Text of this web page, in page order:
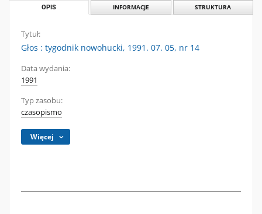
OPIS INFORMACJE STRUKTURA
Tytuł:
Głos : tygodnik nowohucki, 1991. 07. 05, nr 14
Data wydania:
1991
Typ zasobu:
czasopismo
Więcej